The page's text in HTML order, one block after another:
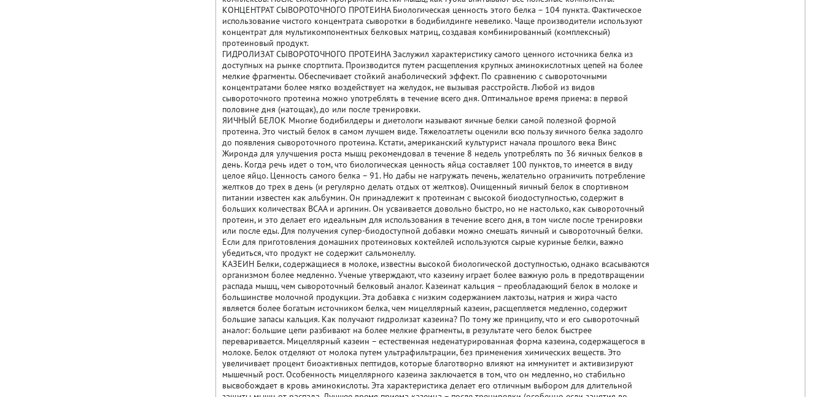
КОНЦЕНТРАТ СЫВОРОТОЧНОГО ПРОТЕИНА Биологическая ценность этого белка – 104 пункта. Фактическое
использование чистого концентрата сыворотки в бодибилдинге невелико. Чаще производители используют
концентрат для мультикомпонентных белковых матриц, создавая комбинированный (комплексный)
протеиновый продукт.
ГИДРОЛИЗАТ СЫВОРОТОЧНОГО ПРОТЕИНА Заслужил характеристику самого ценного источника белка из
доступных на рынке спортпита. Производится путем расщепления крупных аминокислотных цепей на более
мелкие фрагменты. Обеспечивает стойкий анаболический эффект. По сравнению с сывороточными
концентратами более мягко воздействует на желудок, не вызывая расстройств. Любой из видов
сывороточного протеина можно употреблять в течение всего дня. Оптимальное время приема: в первой
половине дня (натощак), до или после тренировки.
ЯИЧНЫЙ БЕЛОК Многие бодибилдеры и диетологи называют яичные белки самой полезной формой
протеина. Это чистый белок в самом лучшем виде. Тяжелоатлеты оценили всю пользу яичного белка задолго
до появления сывороточного протеина. Кстати, американский культурист начала прошлого века Винс
Жиронда для улучшения роста мышц рекомендовал в течение 8 недель употреблять по 36 яичных белков в
день. Когда речь идет о том, что биологическая ценность яйца составляет 100 пунктов, то имеется в виду
целое яйцо. Ценность самого белка – 91. Но дабы не нагружать печень, желательно ограничить потребление
желтков до трех в день (и регулярно делать отдых от желтков). Очищенный яичный белок в спортивном
питании известен как альбумин. Он принадлежит к протеинам с высокой биодоступностью, содержит в
больших количествах BCAA и аргинин. Он усваивается довольно быстро, но не настолько, как сывороточный
протеин, и это делает его идеальным для использования в течение всего дня, в том числе после тренировки
или после еды. Для получения супер-биодоступной добавки можно смешать яичный и сывороточный белки.
Если для приготовления домашних протеиновых коктейлей используются сырые куриные белки, важно
убедиться, что продукт не содержит сальмонеллу.
КАЗЕИН Белки, содержащиеся в молоке, известны высокой биологической доступностью, однако всасываются
организмом более медленно. Ученые утверждают, что казеину играет более важную роль в предотвращении
распада мышц, чем сывороточный белковый аналог. Казеинат кальция – преобладающий белок в молоке и
большинстве молочной продукции. Эта добавка с низким содержанием лактозы, натрия и жира часто
является более богатым источником белка, чем мицеллярный казеин, расщепляется медленно, содержит
большие запасы кальция. Как получают гидролизат казеина? По тому же принципу, что и его сывороточный
аналог: большие цепи разбивают на более мелкие фрагменты, в результате чего белок быстрее
переваривается. Мицеллярный казеин – естественная неденатурированная форма казеина, содержащегося в
молоке. Белок отделяют от молока путем ультрафильтрации, без применения химических веществ. Это
увеличивает процент биоактивных пептидов, которые благотворно влияют на иммунитет и активизируют
мышечный рост. Особенность мицеллярного казеина заключается в том, что он медленно, но стабильно
высвобождает в кровь аминокислоты. Эта характеристика делает его отличным выбором для длительной